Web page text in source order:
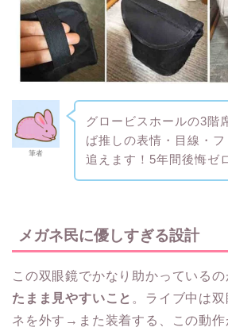
筆者
グロービスホールの3階
ば推しの表情・目線・
追えます！5年間後悔ゼ
メガネ民に優しすぎる設計
この双眼鏡でかなり助かっているの
たまま見やすいこと 。ライブ中は
ネを外す→また装着する、この動作